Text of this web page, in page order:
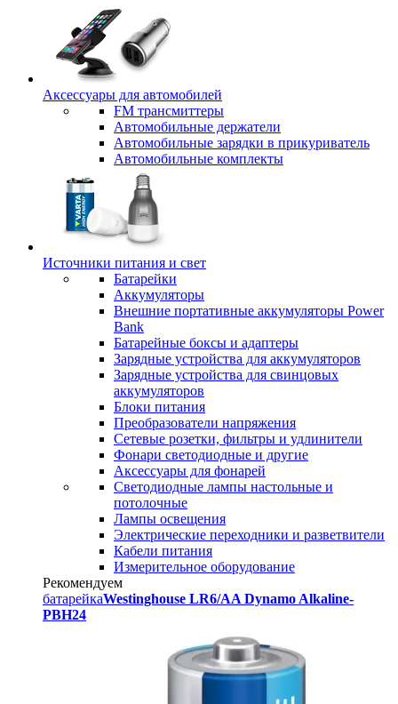
Аксессуары для автомобилей
FM трансмиттеры
Автомобильные держатели
Автомобильные зарядки в прикуриватель
Автомобильные комплекты
Источники питания и свет
Батарейки
Аккумуляторы
Внешние портативные аккумуляторы Power
Bank
Батарейные боксы и адаптеры
Зарядные устройства для аккумуляторов
Зарядные устройства для свинцовых
аккумуляторов
Блоки питания
Преобразователи напряжения
Сетевые розетки, фильтры и удлинители
Фонари светодиодные и другие
Аксессуары для фонарей
Светодиодные лампы настольные и
потолочные
Лампы освещения
Электрические переходники и разветвители
Кабели питания
Измерительное оборудование
Рекомендуем
батарейкаWestinghouse LR6/AA Dynamo Alkaline-
PBH24